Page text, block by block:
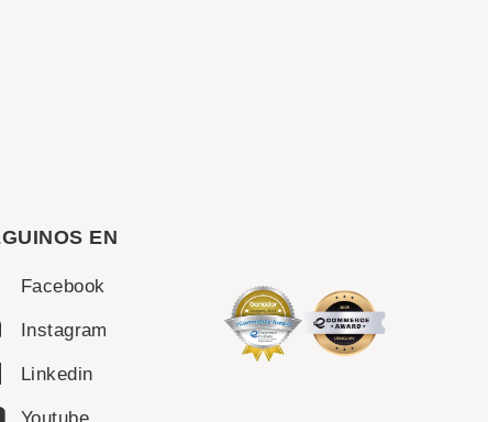
EN
Facebook
Instagram
Linkedin